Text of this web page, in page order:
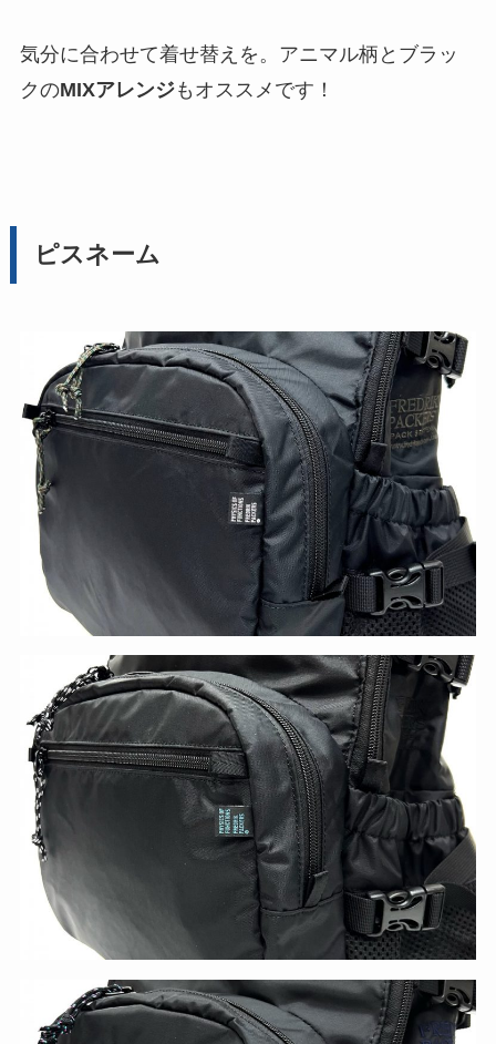
気分に合わせて着せ替えを。アニマル柄とブラッ
クのMIXアレンジもオススメです！
ピスネーム